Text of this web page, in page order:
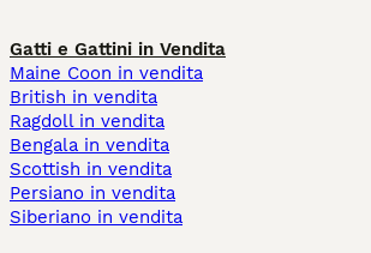
Gatti e Gattini in Vendita
Maine Coon in vendita
British in vendita
Ragdoll in vendita
Bengala in vendita
Scottish in vendita
Persiano in vendita
Siberiano in vendita